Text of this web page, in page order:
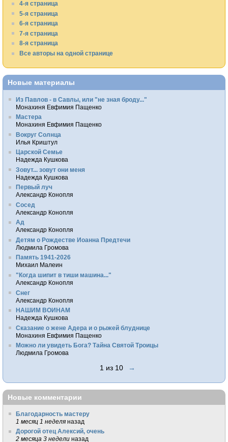
4-я страница
5-я страница
6-я страница
7-я страница
8-я страница
Все авторы на одной странице
Новые материалы
Из Павлов - в Савлы, или "не зная броду..."
Монахиня Евфимия Пащенко
Мастера
Монахиня Евфимия Пащенко
Вокруг Солнца
Илья Криштул
Царской Семье
Надежда Кушкова
Зовут... зовут они меня
Надежда Кушкова
Первый луч
Александр Конопля
Сосед
Александр Конопля
Ад
Александр Конопля
Детям о Рождестве Иоанна Предтечи
Людмила Громова
Память 1941-2026
Михаил Малеин
"Когда шипит в тиши машина..."
Александр Конопля
Снег
Александр Конопля
НАШИМ ВОИНАМ
Надежда Кушкова
Сказание о жене Адера и о рыжей блуднице
Монахиня Евфимия Пащенко
Можно ли увидеть Бога? Тайна Святой Троицы
Людмила Громова
1 из 10 →
Новые комментарии
Благодарность мастеру
1 месяц 1 неделя назад
Дорогой отец Алексий, очень
2 месяца 3 недели назад